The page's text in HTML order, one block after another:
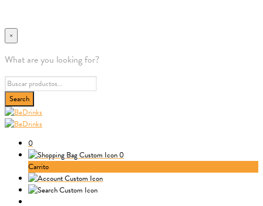
×
What are you looking for?
0
0
Carrito